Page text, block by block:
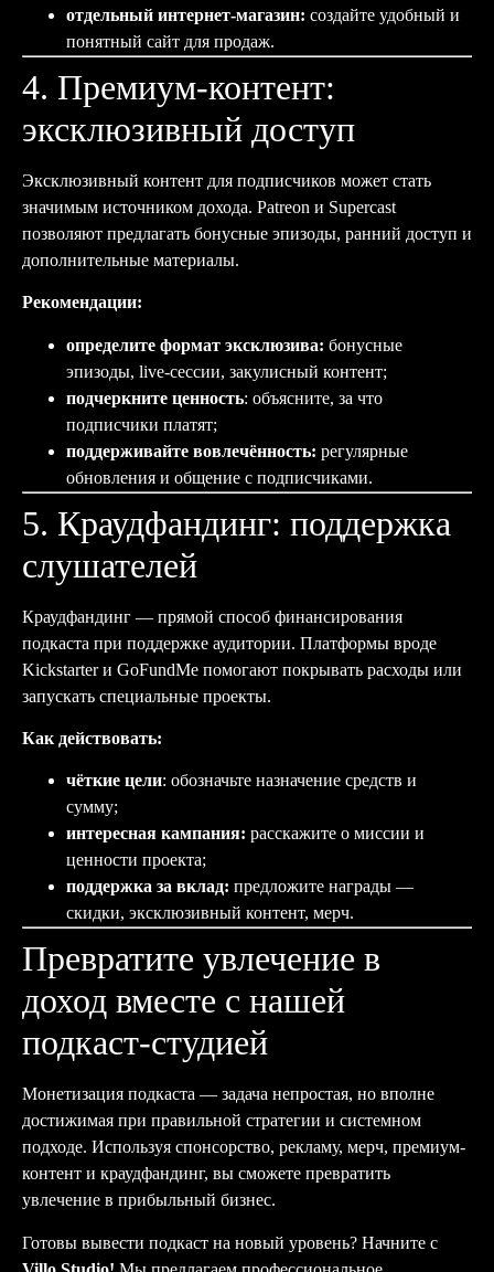
отдельный интернет-магазин: создайте удобный и
понятный сайт для продаж.
4. Премиум-контент:
эксклюзивный доступ
Эксклюзивный контент для подписчиков может стать
значимым источником дохода. Patreon и Supercast
позволяют предлагать бонусные эпизоды, ранний доступ и
дополнительные материалы.
Рекомендации:
определите формат эксклюзива: бонусные
эпизоды, live-сессии, закулисный контент;
подчеркните ценность: объясните, за что
подписчики платят;
поддерживайте вовлечённость: регулярные
обновления и общение с подписчиками.
5. Краудфандинг: поддержка
слушателей
Краудфандинг — прямой способ финансирования
подкаста при поддержке аудитории. Платформы вроде
Kickstarter и GoFundMe помогают покрывать расходы или
запускать специальные проекты.
Как действовать:
чёткие цели: обозначьте назначение средств и
сумму;
интересная кампания: расскажите о миссии и
ценности проекта;
поддержка за вклад: предложите награды —
скидки, эксклюзивный контент, мерч.
Превратите увлечение в
доход вместе с нашей
подкаст-студией
Монетизация подкаста — задача непростая, но вполне
достижимая при правильной стратегии и системном
подходе. Используя спонсорство, рекламу, мерч, премиум-
контент и краудфандинг, вы сможете превратить
увлечение в прибыльный бизнес.
Готовы вывести подкаст на новый уровень? Начните с